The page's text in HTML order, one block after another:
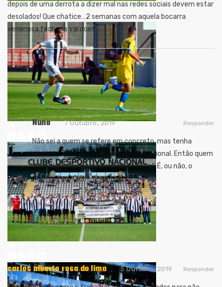
depois de uma derrota a dizer mal nas redes sociais devem estar
desolados! Que chatice…2 semanas com aquela bocarra
venenosa fechada vai doer!
Nuno 7 Outubro, 2019
Não sei a quem se refere em concreto, mas tenha
respeito pelos sócios e adeptos do Nacional. Então quem
tiver algo a apontar não pode fazê-lo? É, ou não, o
Nacional um Clube democrático?
Responder
carlos alberto rosa de lima 5 Outubro, 2019 Responder